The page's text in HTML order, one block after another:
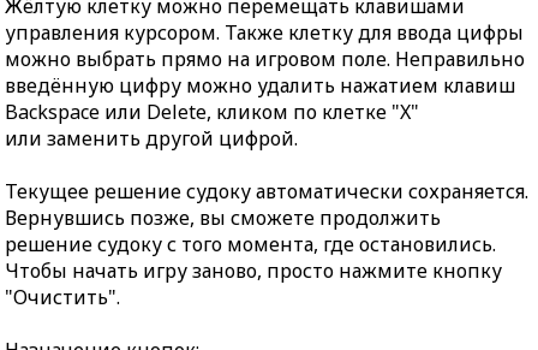
Жёлтую клетку можно перемещать клавишами
управления курсором. Также клетку для ввода цифры
можно выбрать прямо на игровом поле. Неправильно
введённую цифру можно удалить нажатием клавиш
Backspace или Delete, кликом по клетке "X"
или заменить другой цифрой.
Текущее решение судоку автоматически сохраняется.
Вернувшись позже, вы сможете продолжить
решение судоку с того момента, где остановились.
Чтобы начать игру заново, просто нажмите кнопку
"Очистить".